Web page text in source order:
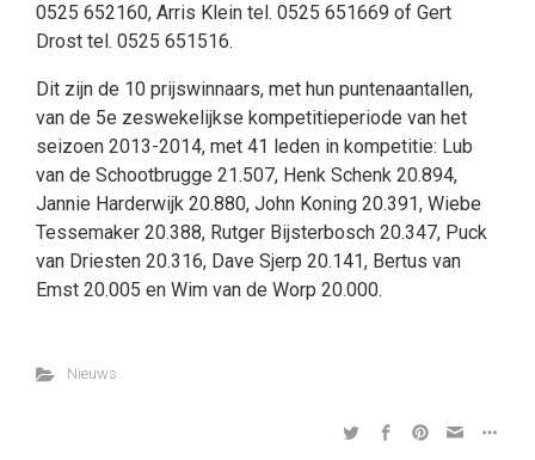
0525 652160, Arris Klein tel. 0525 651669 of Gert
Drost tel. 0525 651516.
Dit zijn de 10 prijswinnaars, met hun puntenaantallen,
van de 5e zeswekelijkse kompetitieperiode van het
seizoen 2013-2014, met 41 leden in kompetitie: Lub
van de Schootbrugge 21.507, Henk Schenk 20.894,
Jannie Harderwijk 20.880, John Koning 20.391, Wiebe
Tessemaker 20.388, Rutger Bijsterbosch 20.347, Puck
van Driesten 20.316, Dave Sjerp 20.141, Bertus van
Emst 20.005 en Wim van de Worp 20.000.
Nieuws